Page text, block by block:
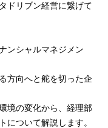
ドリブン経営に繋げて
ンシャルマネジメン
方向へと舵を切った企
境の変化から、経理部
について解説します。